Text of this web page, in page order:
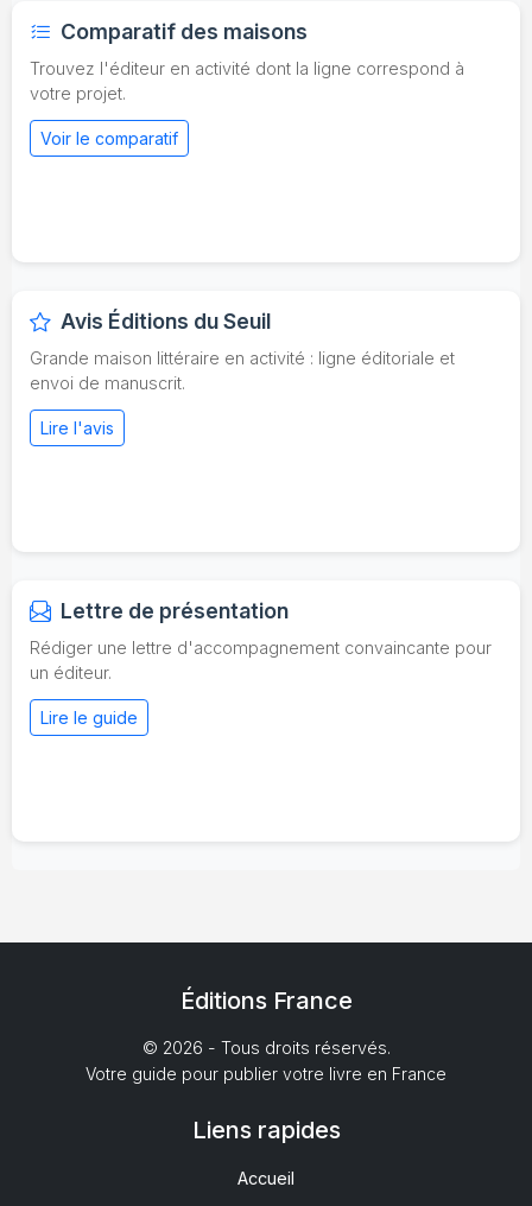
Comparatif des maisons
Trouvez l'éditeur en activité dont la ligne correspond à
votre projet.
Voir le comparatif
Avis Éditions du Seuil
Grande maison littéraire en activité : ligne éditoriale et
envoi de manuscrit.
Lire l'avis
Lettre de présentation
Rédiger une lettre d'accompagnement convaincante pour
un éditeur.
Lire le guide
Éditions France
© 2026 - Tous droits réservés.
Votre guide pour publier votre livre en France
Liens rapides
Accueil